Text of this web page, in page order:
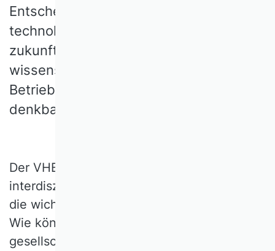
Entscheidungen und beeinflusst
technologische Entwicklungen. Eine
zukunftsfähige Wirtschaft ist ohne die
wissenschaftliche
Betriebswirtschaftslehre (BWL) nicht
denkbar. Lassen Sie uns darüber reden!
Der VHB startet im Juni 2025 die
interdisziplinäre Online-Reihe
die wichtige Zukunftsfragen beleuchtet:
Wie können wirtschaftliche Mechanismen
gesellschaftlichen Fortschritt fördern?